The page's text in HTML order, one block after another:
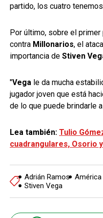
partido, los cuatro
Por último, sobre el
contra Millonarios, el
importancia de Stiven
"Vega le da mucha
jugador joven que está
de lo que puede brindarle
Lea también: Tulio
cuadrangulares, Osorio
Adrián Ramos América
Stiven Vega